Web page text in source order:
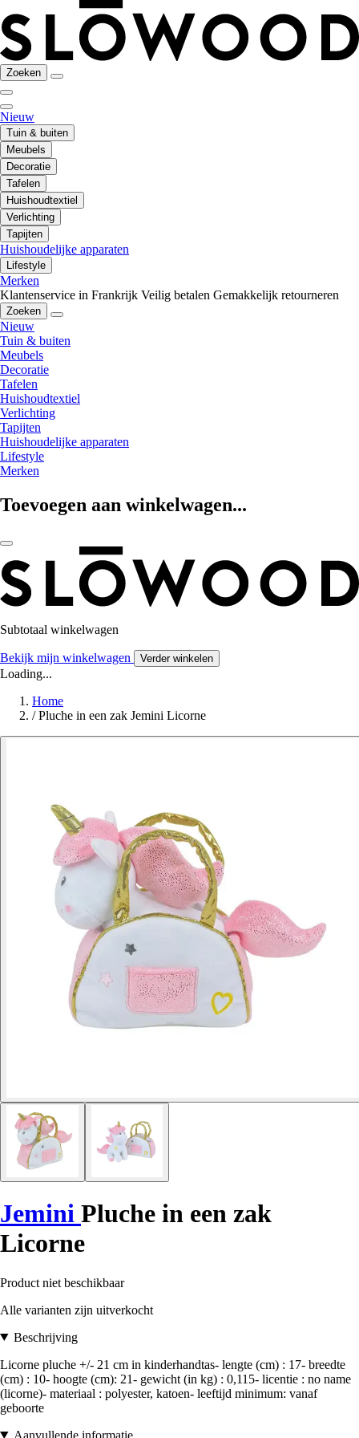
Zoeken
Nieuw
Tuin & buiten
Meubels
Decoratie
Tafelen
Huishoudtextiel
Verlichting
Tapijten
Huishoudelijke apparaten
Lifestyle
Merken
Klantenservice in Frankrijk Veilig betalen Gemakkelijk retourneren
Zoeken
Nieuw
Tuin & buiten
Meubels
Decoratie
Tafelen
Huishoudtextiel
Verlichting
Tapijten
Huishoudelijke apparaten
Lifestyle
Merken
Toevoegen aan winkelwagen...
Subtotaal winkelwagen
Bekijk mijn winkelwagen Verder winkelen
Loading...
Home
/ Pluche in een zak Jemini Licorne
Jemini Pluche in een zak
Licorne
Product niet beschikbaar
Alle varianten zijn uitverkocht
Beschrijving
Licorne pluche +/- 21 cm in kinderhandtas- lengte (cm) : 17- breedte
(cm) : 10- hoogte (cm): 21- gewicht (in kg) : 0,115- licentie : no name
(licorne)- materiaal : polyester, katoen- leeftijd minimum: vanaf
geboorte
Aanvullende informatie